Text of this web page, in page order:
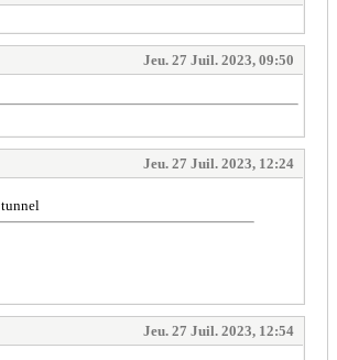
Jeu. 27 Juil. 2023, 09:50
Jeu. 27 Juil. 2023, 12:24
Jeu. 27 Juil. 2023, 12:54